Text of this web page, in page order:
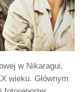
w Nikaragui,
wieku. Głównym